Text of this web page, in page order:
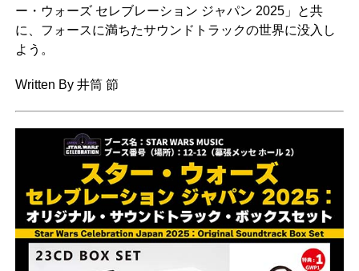
ー・ウォーズ セレブレーション ジャパン 2025」と共
に、フォースに満ちたサウンドトラックの世界に没入し
よう。
Written By 井筒 節